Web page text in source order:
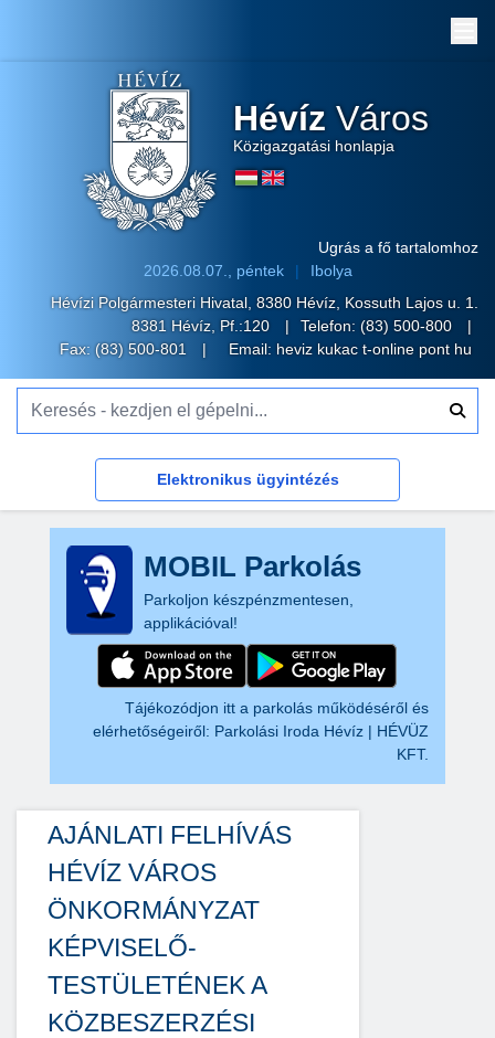
Hévíz Város
Közigazgatási honlapja
Ugrás a fő tartalomhoz
2026.08.07., péntek
Ibolya
Hévízi Polgármesteri Hivatal, 8380 Hévíz, Kossuth Lajos u. 1.
8381 Hévíz, Pf.:120
Telefon: (83) 500-800
Fax: (83) 500-801
Email: heviz kukac t-online pont hu
Elektronikus ügyintézés
MOBIL Parkolás
Parkoljon készpénzmentesen,
applikációval!
Tájékozódjon itt a parkolás működéséről és
elérhetőségeiről: Parkolási Iroda Hévíz | HÉVÜZ
KFT.
AJÁNLATI FELHÍVÁS
HÉVÍZ VÁROS
ÖNKORMÁNYZAT
KÉPVISELŐ-
TESTÜLETÉNEK A
KÖZBESZERZÉSI